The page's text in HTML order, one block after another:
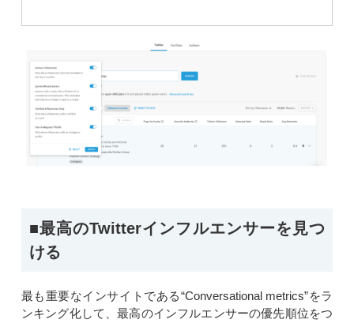
■最高のTwitterインフルエンサーを見つ
ける
最も重要なインサイトである“Conversational metrics”をラ
ンキング化して、最高のインフルエンサーの優先順位をつ